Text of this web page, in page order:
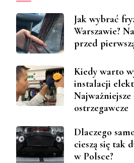
Jak wybrać
Warszawie?
przed
Kiedy warto
instalacji
Najważniejsze
ostrzegawcze
Dlaczego
cieszą się tak
w Polsce?